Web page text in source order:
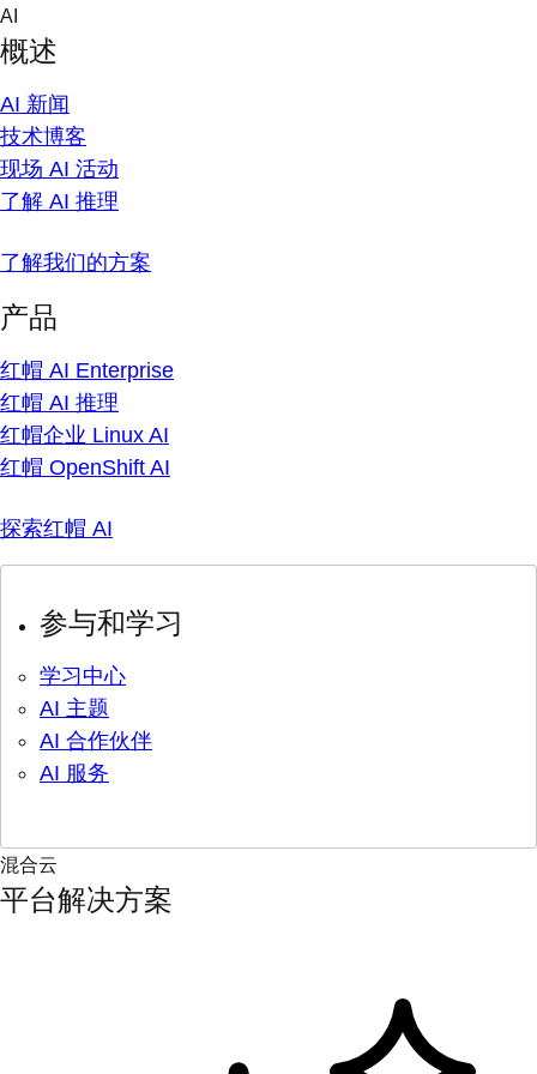
Skip
content
AI
概述
AI 新闻
技术博客
现场 AI 活动
了解 AI 推理
了解我们的方案
产品
红帽 AI Enterprise
红帽 AI 推理
红帽企业 Linux AI
红帽 OpenShift AI
探索红帽 AI
参与和学习
学习中心
AI 主题
AI 合作伙伴
AI 服务
混合云
平台解决方案